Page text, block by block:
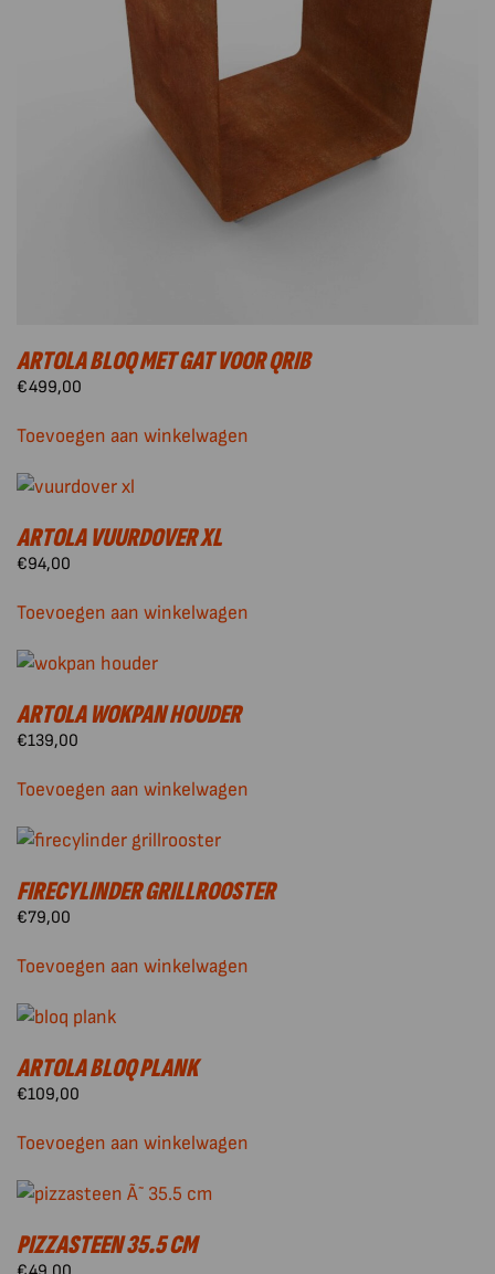
ARTOLA BLOQ MET GAT VOOR QRIB
€499,00
Toevoegen aan winkelwagen
ARTOLA VUURDOVER XL
€94,00
Toevoegen aan winkelwagen
ARTOLA WOKPAN HOUDER
€139,00
Toevoegen aan winkelwagen
FIRECYLINDER GRILLROOSTER
€79,00
Toevoegen aan winkelwagen
ARTOLA BLOQ PLANK
€109,00
Toevoegen aan winkelwagen
PIZZASTEEN 35.5 CM